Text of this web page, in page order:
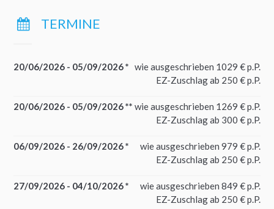
TERMINE
20/06/2026 - 05/09/2026 * wie ausgeschrieben 1029 € p.P.
EZ-Zuschlag ab 250 € p.P.
20/06/2026 - 05/09/2026 ** wie ausgeschrieben 1269 € p.P.
EZ-Zuschlag ab 300 € p.P.
06/09/2026 - 26/09/2026 *
wie ausgeschrieben 979 € p.P.
EZ-Zuschlag ab 250 € p.P.
27/09/2026 - 04/10/2026 *
wie ausgeschrieben 849 € p.P.
EZ-Zuschlag ab 250 € p.P.